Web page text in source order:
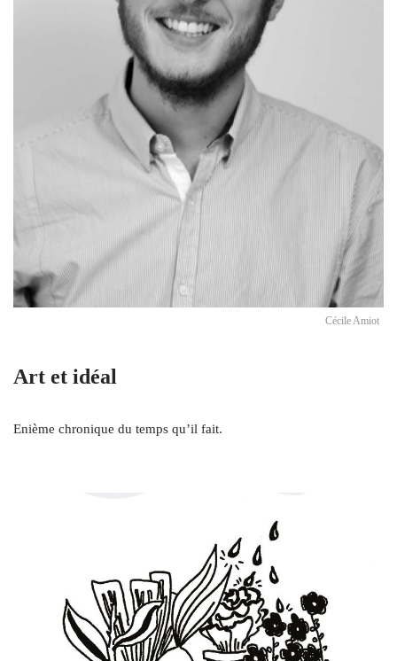
Cécile Amiot
Art et idéal
Enième chronique du temps qu’il fait.